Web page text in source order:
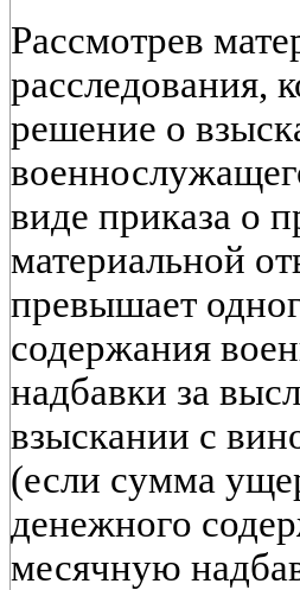
Рассмотрев
расследования,
решение о
виде приказа о
материальной
превышает
содержания
надбавки за
взыскании с
(если сумма
денежного
месячную